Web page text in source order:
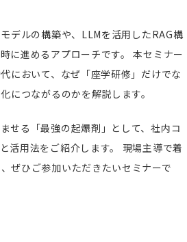
デルの構築や、LLMを活用したRAG構
に進めるアプローチです。 本セミナー
において、なぜ「座学研修」だけでな
につながるのかを解説します。
せる「最強の起爆剤」として、社内コ
活用法をご紹介します。 現場主導で着
ぜひご参加いただきたいセミナーで